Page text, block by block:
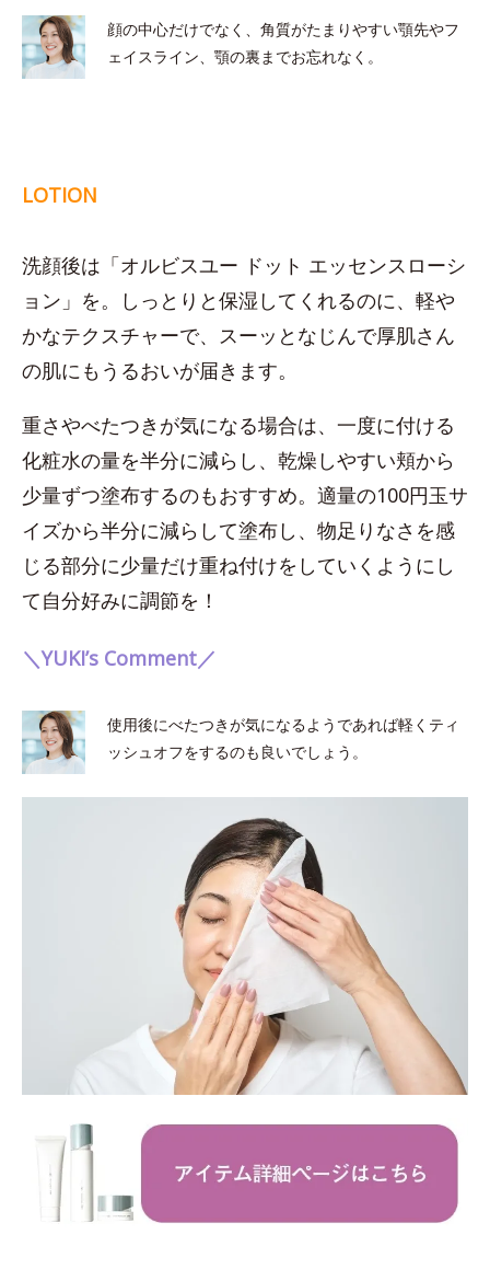
顔の中心だけでなく、角質がたまりやすい顎先やフ
ェイスライン、顎の裏までお忘れなく。
LOTION
洗顔後は「オルビスユー ドット エッセンスローシ
ョン」を。しっとりと保湿してくれるのに、軽や
かなテクスチャーで、スーッとなじんで厚肌さん
の肌にもうるおいが届きます。
重さやべたつきが気になる場合は、一度に付ける
化粧水の量を半分に減らし、乾燥しやすい頬から
少量ずつ塗布するのもおすすめ。適量の100円玉サ
イズから半分に減らして塗布し、物足りなさを感
じる部分に少量だけ重ね付けをしていくようにし
て自分好みに調節を！
＼YUKI’s Comment／
使用後にべたつきが気になるようであれば軽くティ
ッシュオフをするのも良いでしょう。